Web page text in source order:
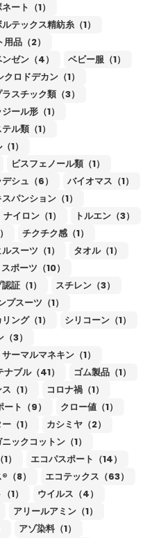
ート（1）
テックス精紡糸（1）
品（2）
ゼン（4）
ベビー服（1）
ロドデカン（1）
ラスチック類（3）
ール形（1）
ル類（1）
1）
ビスフェノール類（1）
シュ（6）
バイオマス（1）
パンション（1）
ナイロン（1）
トルエン（3）
チクチク感（1）
スーツ（1）
タオル（1）
スポーツ（10）
証（1）
スチレン（3）
プスーツ（1）
ング（1）
シリコーン（1）
3）
サーマルマネキン（1）
ブル（41）
ゴム製品（1）
（1）
コロナ禍（1）
ト（9）
クロー値（1）
（1）
カシミヤ（2）
ックコットン（1）
）
エコパスポート（14）
（8）
エコテックス（63）
1）
ウイルス（4）
アリールアミン（1）
アゾ染料（1）